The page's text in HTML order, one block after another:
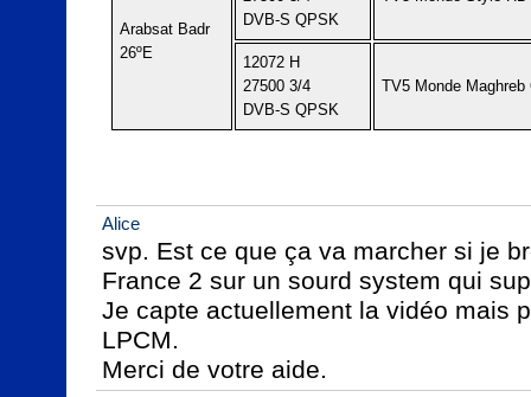
Arabsat Badr
26ºE
DVB-S QPSK
12072 H
27500 3/4
DVB-S QPSK
TV5 Monde Maghreb
Alice
svp. Est ce que ça va marcher si je
France 2 sur un sourd system qui
Je capte actuellement la vidéo mais
LPCM.
Merci de votre aide.